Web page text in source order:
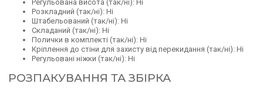
Регульована висота (так/ні): Ні
Розкладний (так/ні): Ні
Штабельований (так/ні): Ні
Складаний (так/ні): Ні
Полички в комплекті (так/ні): Ні
Кріплення до стіни для захисту від перекидання (так/ні): Ні
Регульовані ніжки (так/ні): Ні
РОЗПАКУВАННЯ ТА ЗБІРКА